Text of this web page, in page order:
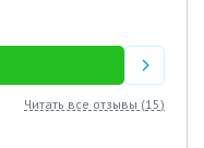
Читать все отзывы (15)